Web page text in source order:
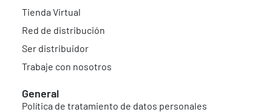
Tienda Virtual
Red de distribución
Ser distribuidor
Trabaje con nosotros
General
Política de tratamiento de datos personales